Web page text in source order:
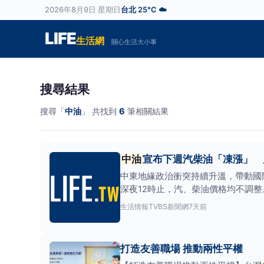
2026年8月9日 星期日 台北 25°C ☁️
LIFE生活網 關心生活大小事
搜尋結果
搜尋「中油 」 共找到 6 筆相關結果
中油宣布下週汽柴油「凍漲」
中東地緣政治衝突持續升溫，帶動
深夜12時止，汽、柴油價格均不調
生活情報TVBS新聞網7天前
打造友善職場 推動兩性平權